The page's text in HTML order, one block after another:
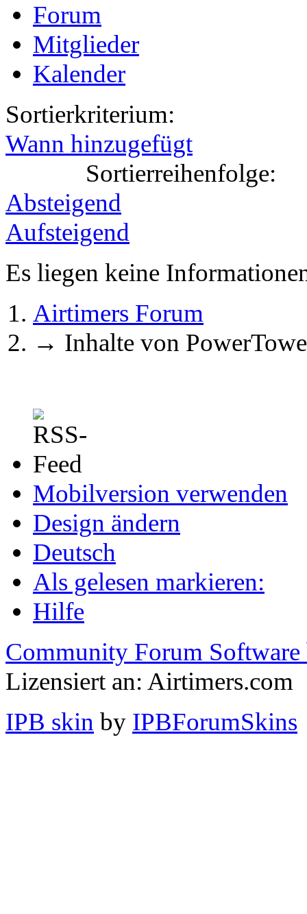
Forum
Mitglieder
Kalender
Sortierkriterium:
Wann hinzugefügt
Sortierreihenfolge:
Absteigend
Aufsteigend
Es liegen keine
Airtimers Forum
→ Inhalte von
Mobilversion verwenden
Design ändern
Deutsch
Als gelesen markieren:
Hilfe
Community Forum Software
Lizensiert an: Airtimers.com
IPB skin by IPBForumSkins